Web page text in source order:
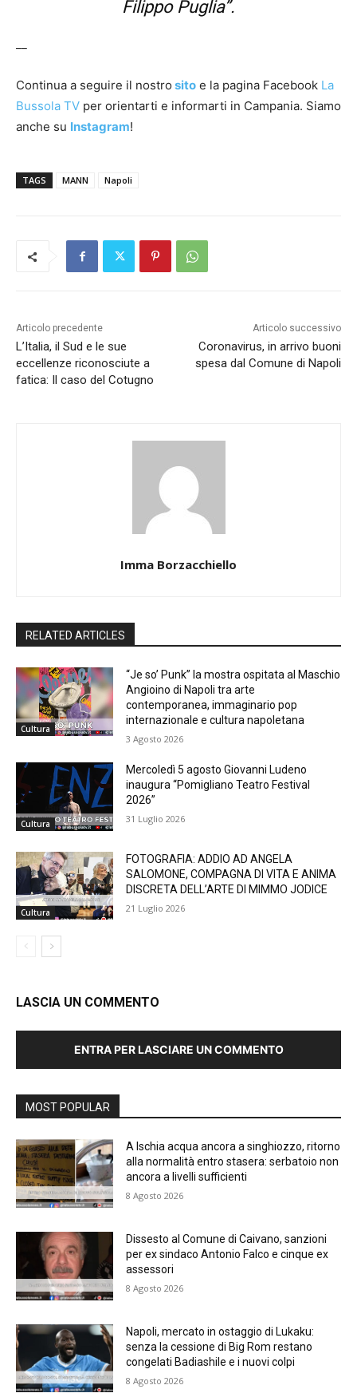
Filippo Puglia”.
Continua a seguire il nostro sito e la pagina Facebook La
Bussola TV per orientarti e informarti in Campania. Siamo
anche su Instagram!
TAGS MANN Napoli
Articolo precedente
L’Italia, il Sud e le sue
eccellenze riconosciute a
fatica: Il caso del Cotugno
Articolo successivo
Coronavirus, in arrivo buoni
spesa dal Comune di Napoli
Imma Borzacchiello
RELATED ARTICLES
Cultura
“Je so’ Punk” la mostra ospitata al Maschio
Angioino di Napoli tra arte
contemporanea, immaginario pop
internazionale e cultura napoletana
3 Agosto 2026
Cultura
Mercoledì 5 agosto Giovanni Ludeno
inaugura “Pomigliano Teatro Festival
2026”
31 Luglio 2026
Cultura
FOTOGRAFIA: ADDIO AD ANGELA
SALOMONE, COMPAGNA DI VITA E ANIMA
DISCRETA DELL’ARTE DI MIMMO JODICE
21 Luglio 2026
LASCIA UN COMMENTO
ENTRA PER LASCIARE UN COMMENTO
MOST POPULAR
A Ischia acqua ancora a singhiozzo, ritorno
alla normalità entro stasera: serbatoio non
ancora a livelli sufficienti
8 Agosto 2026
Dissesto al Comune di Caivano, sanzioni
per ex sindaco Antonio Falco e cinque ex
assessori
8 Agosto 2026
Napoli, mercato in ostaggio di Lukaku:
senza la cessione di Big Rom restano
congelati Badiashile e i nuovi colpi
8 Agosto 2026